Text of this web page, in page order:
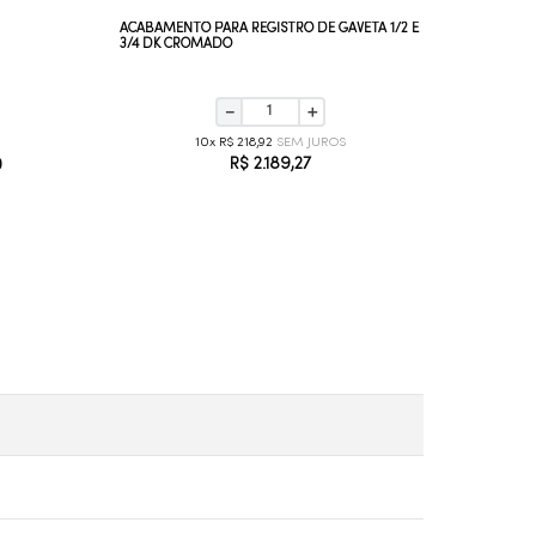
ACABAMENTO PARA REGISTRO DE GAVETA 1/2 E
3/4 DK CROMADO
＋
－
10 R$ 218,92
R$ 2.189,27